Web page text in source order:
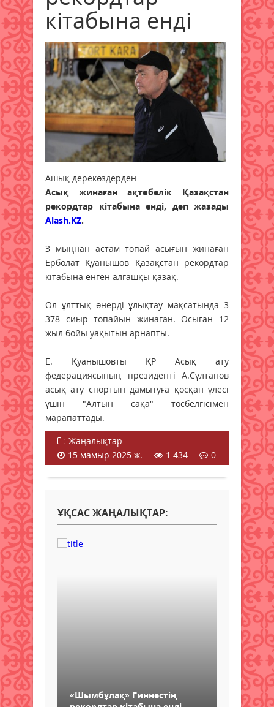
кітабына енді
Ашық дерекөздерден
Асық жинаған ақтөбелік Қазақстан
рекордтар кітабына енді, деп жазады
Alash.KZ.
3 мыңнан астам топай асығын жинаған
Ерболат Қуанышов Қазақстан рекордтар
кітабына енген алғашқы қазақ.
Ол ұлттық өнерді ұлықтау мақсатында 3
378 сиыр топайын жинаған. Осыған 12
жыл бойы уақытын арнапты.
Е. Қуанышовты ҚР Асық ату
федерациясының президенті А.Сұлтанов
асық ату спортын дамытуға қосқан үлесі
үшін "Алтын сақа" төсбелгісімен
марапаттады.
Жаңалықтар
15 мамыр 2025 ж.
1 434 0
ҰҚСАС ЖАҢАЛЫҚТАР:
«Шымбұлақ» Гиннестің